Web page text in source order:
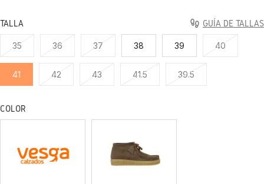
TALLA GUÍA DE TALLAS
35 36 37 38 39 40
41 42 43 41.5 39.5
COLOR
MARRON